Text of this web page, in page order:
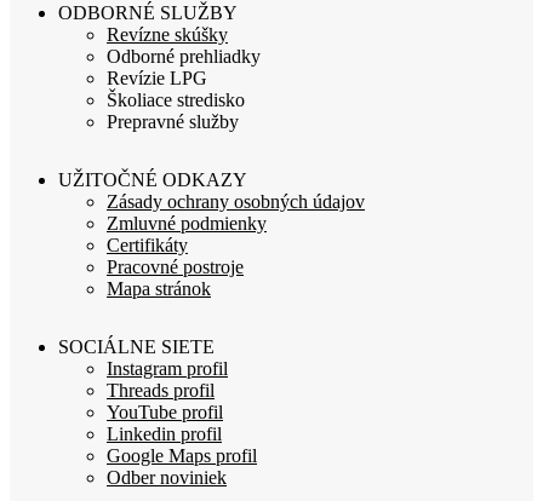
ODBORNÉ SLUŽBY
Revízne skúšky
Odborné prehliadky
Revízie LPG
Školiace stredisko
Prepravné služby
UŽITOČNÉ ODKAZY
Zásady ochrany osobných údajov
Zmluvné podmienky
Certifikáty
Pracovné postroje
Mapa stránok
SOCIÁLNE SIETE
Instagram profil
Threads profil
YouTube profil
Linkedin profil
Google Maps profil
Odber noviniek